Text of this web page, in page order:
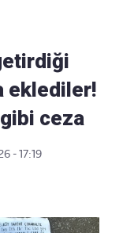
eklediler!
ceza
- 17:19